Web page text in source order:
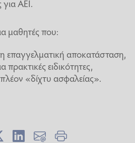
για ΑΕΙ.
μαθητές που:
επαγγελματική αποκατάσταση,
πρακτικές ειδικότητες,
«δίχτυ ασφαλείας».